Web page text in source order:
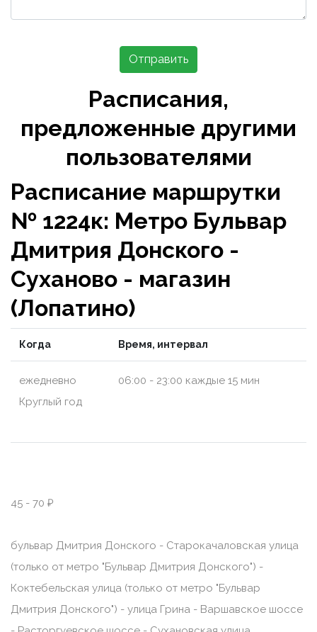
Отправить
Расписания,
предложенные другими
пользователями
Расписание маршрутки
№ 1224к: Метро Бульвар
Дмитрия Донского -
Суханово - магазин
(Лопатино)
Когда Время, интервал
ежедневно
Круглый год
06:00 - 23:00 каждые 15 мин
45 - 70 ₽
бульвар Дмитрия Донского - Старокачаловская улица
(только от метро "Бульвар Дмитрия Донского") -
Коктебельская улица (только от метро "Бульвар
Дмитрия Донского") - улица Грина - Варшавское шоссе